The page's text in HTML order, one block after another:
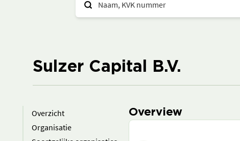
Sulzer Capital B.V.
Overzicht
Organisatie
Overview